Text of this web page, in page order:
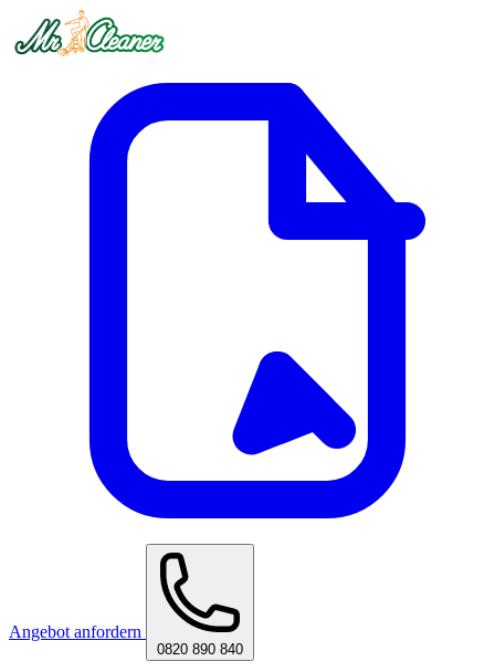
Angebot anfordern
0820 890 840